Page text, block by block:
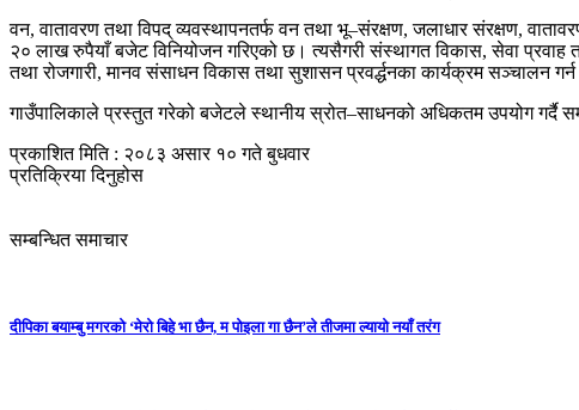
वन, वातावरण तथा विपद् व्यवस्थापनतर्फ वन तथा भू–संरक्षण, जलाधार संरक्षण,
२० लाख रुपैयाँ बजेट विनियोजन गरिएको छ। त्यसैगरी संस्थागत विकास, सेवा
तथा रोजगारी, मानव संसाधन विकास तथा सुशासन प्रवर्द्धनका कार्यक्रम सञ्चालन
गाउँपालिकाले प्रस्तुत गरेको बजेटले स्थानीय स्रोत–साधनको अधिकतम उपयोग गर्दै
प्रकाशित मिति : २०८३ असार १० गते बुधवार
प्रतिक्रिया दिनुहोस
सम्बन्धित समाचार
दीपिका बयाम्बु मगरको ‘मेरो बिहे भा छैन, म पोइला गा छैन’ले तीजमा ल्यायो नयाँ तरंग